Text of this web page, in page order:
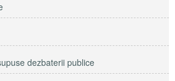
dezbaterii publice